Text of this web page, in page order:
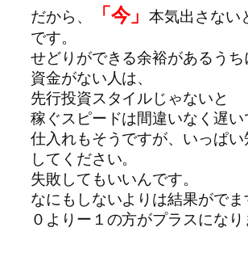
だから、 「今」本気出さない
です。
せどりができる余裕があるうち
資金がない人は、
先行投資スタイルじゃないと
稼ぐスピードは間違いなく遅い
仕入れもそうですが、いっぱ
してください。
失敗してもいいんです。
なにもしないよりは結果がでま
０よりー１の方がプラスになり